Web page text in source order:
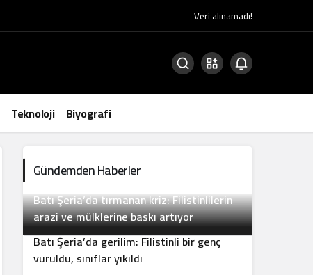
Veri alınamadı!
Teknoloji Biyografi
Gündemden Haberler
Batı Şeria’da tırmanan kriz: Filistinlilerin
arazi ve mülklerine baskı artıyor
2
Batı Şeria’da gerilim: Filistinli bir genç
vuruldu, sınıflar yıkıldı
3